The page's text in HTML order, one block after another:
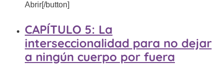
Abrir[/button]
CAPÍTULO 5: La
interseccionalidad para no dejar
a ningún cuerpo por fuera